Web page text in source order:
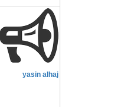
yasin alhaj